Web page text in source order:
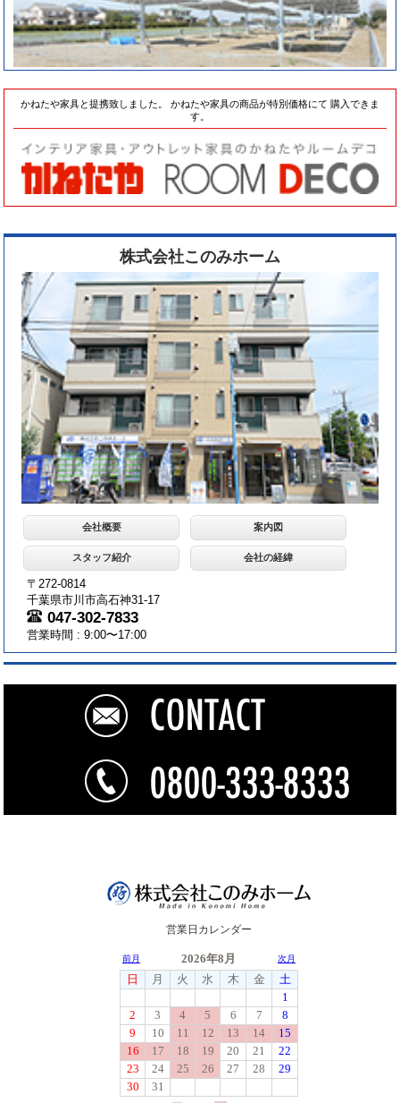
かねたや家具と提携致しました。 かねたや家具の商品が特別価格にて 購入できま
す。
株式会社このみホーム
会社概要 案内図
スタッフ紹介 会社の経緯
〒272-0814
千葉県市川市高石神31-17
047-302-7833
営業時間 : 9:00〜17:00
営業日カレンダー